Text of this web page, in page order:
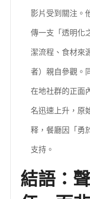
影片受到關注。
傳一支「透明化
潔流程、食材來
者）親自參觀。
在地社群的正面
名迅速上升，原
释，餐廳因「勇
支持。
結語：